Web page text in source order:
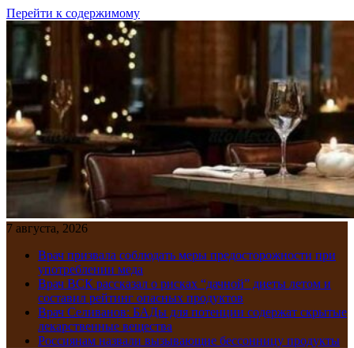
Перейти к содержимому
7 августа, 2026
Врач призвала соблюдать меры предосторожности при
употреблении меда
Врач ВСК рассказал о рисках “дачной” диеты летом и
составил рейтинг опасных продуктов
Врач Селиванов: БАДы для потенции содержат скрытые
лекарственные вещества
Россиянам назвали вызывающие бессонницу продукты